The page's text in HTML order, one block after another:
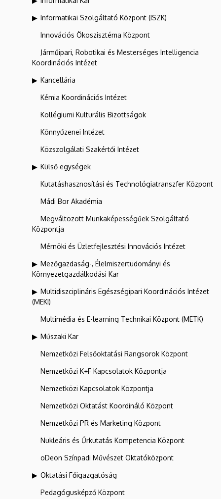
Informatikai Szolgáltató Központ (ISZK)
Innovációs Ökoszisztéma Központ
Járműipari, Robotikai és Mesterséges Intelligencia
Koordinációs Intézet
Kancellária
Kémia Koordinációs Intézet
Kollégiumi Kulturális Bizottságok
Könnyűzenei Intézet
Közszolgálati Szakértői Intézet
Külső egységek
Kutatáshasznosítási és Technológiatranszfer Központ
Mádi Bor Akadémia
Megváltozott Munkaképességűek Szolgáltató
Központja
Mérnöki és Üzletfejlesztési Innovációs Intézet
Mezőgazdaság-, Élelmiszertudományi és
Környezetgazdálkodási Kar
Multidiszciplináris Egészségipari Koordinációs Intézet
(MEKI)
Multimédia és E-learning Technikai Központ (METK)
Műszaki Kar
Nemzetközi Felsőoktatási Rangsorok Központ
Nemzetközi K+F Kapcsolatok Központja
Nemzetközi Kapcsolatok Központja
Nemzetközi Oktatást Koordináló Központ
Nemzetközi PR és Marketing Központ
Nukleáris és Űrkutatás Kompetencia Központ
oDeon Színpadi Művészet Oktatóközpont
Oktatási Főigazgatóság
Pedagógusképző Központ